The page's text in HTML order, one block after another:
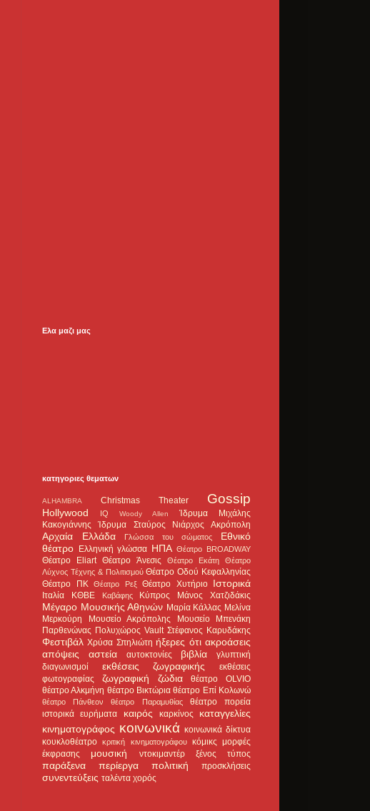
Ελα μαζι μας
κατηγοριες θεματων
ALHAMBRA Christmas Theater Gossip
Hollywood IQ Woody Allen
Ίδρυμα Μιχάλης
Κακογιάννης
Ίδρυμα Σταύρος Νιάρχος Ακρόπολη
Αρχαία Ελλάδα Γλώσσα του σώματος
Εθνικό
θέατρο Ελληνική γλώσσα ΗΠΑ Θέατρο BROADWAY
Θέατρο Eliart Θέατρο Άνεσις Θέατρο Εκάτη
Θέατρο
Λύχνος Τέχνης & Πολιτισμού Θέατρο Οδού Κεφαλληνίας
Θέατρο ΠΚ
Θέατρο Ρεξ Θέατρο Χυτήριο Ιστορικά
Ιταλία ΚΘΒΕ Καβάφης Κύπρος Μάνος Χατζιδάκις
Μέγαρο Μουσικής Αθηνών Μαρία Κάλλας Μελίνα
Μερκούρη
Μουσείο Ακρόπολης
Μουσείο Μπενάκη
Παρθενώνας Πολυχώρος Vault Στέφανος Καρυδάκης
Φεστιβάλ Χρύσα Σπηλιώτη ήξερες ότι ακροάσεις
απόψεις
αστεία αυτοκτονίες βιβλία
γλυπτική
διαγωνισμοί
εκθέσεις ζωγραφικής
εκθέσεις
φωτογραφίας
ζωγραφική ζώδια
θέατρο OLVIO
θέατρο Αλκμήνη θέατρο Βικτώρια θέατρο Επί Κολωνώ
θέατρο Πάνθεον θέατρο Παραμυθίας
θέατρο πορεία
ιστορικά ευρήματα
καιρός καρκίνος
καταγγελίες
κινηματογράφος κοινωνικά κοινωνικά δίκτυα
κουκλοθέατρο
κριτική κινηματογράφου κόμικς μορφές
έκφρασης
μουσική ντοκιμαντέρ ξένος τύπος
παράξενα περίεργα πολιτική προσκλήσεις
συνεντεύξεις ταλέντα χορός